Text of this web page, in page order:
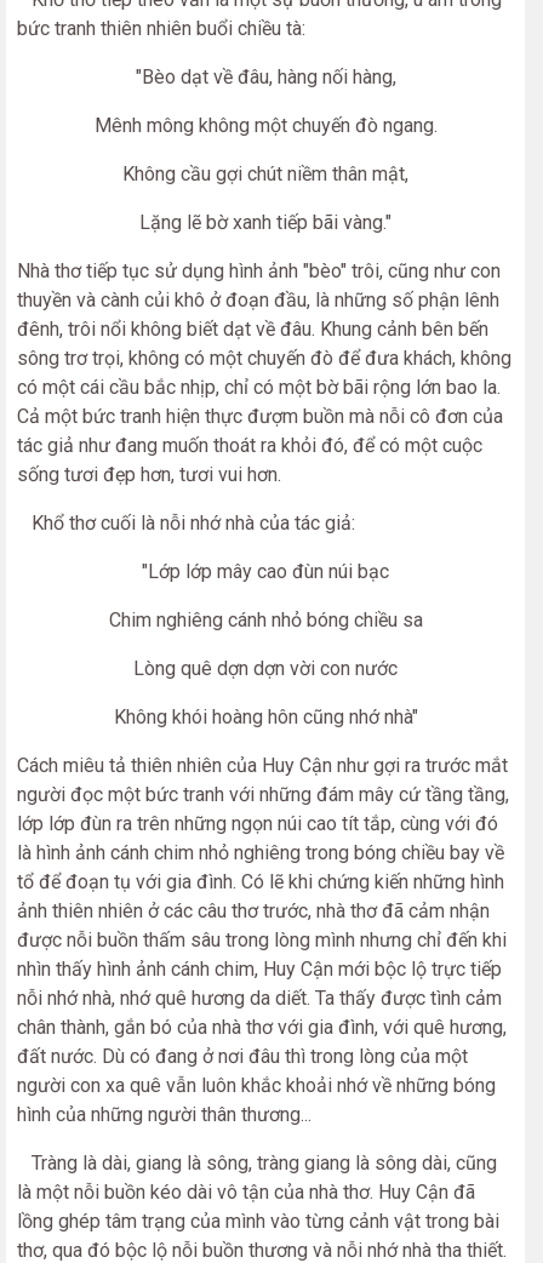
bức tranh thiên nhiên buổi chiều tà:
"Bèo dạt về đâu, hàng nối hàng,
Mênh mông không một chuyến đò ngang.
Không cầu gợi chút niềm thân mật,
Lặng lẽ bờ xanh tiếp bãi vàng."
Nhà thơ tiếp tục sử dụng hình ảnh "bèo" trôi, cũng như con
thuyền và cành củi khô ở đoạn đầu, là những số phận lênh
đênh, trôi nổi không biết dạt về đâu. Khung cảnh bên bến
sông trơ trọi, không có một chuyến đò để đưa khách, không
có một cái cầu bắc nhịp, chỉ có một bờ bãi rộng lớn bao la.
Cả một bức tranh hiện thực đượm buồn mà nỗi cô đơn của
tác giả như đang muốn thoát ra khỏi đó, để có một cuộc
sống tươi đẹp hơn, tươi vui hơn.
Khổ thơ cuối là nỗi nhớ nhà của tác giả:
"Lớp lớp mây cao đùn núi bạc
Chim nghiêng cánh nhỏ bóng chiều sa
Lòng quê dợn dợn vời con nước
Không khói hoàng hôn cũng nhớ nhà"
Cách miêu tả thiên nhiên của Huy Cận như gợi ra trước mắt
người đọc một bức tranh với những đám mây cứ tầng tầng,
lớp lớp đùn ra trên những ngọn núi cao tít tắp, cùng với đó
là hình ảnh cánh chim nhỏ nghiêng trong bóng chiều bay về
tổ để đoạn tụ với gia đình. Có lẽ khi chứng kiến những hình
ảnh thiên nhiên ở các câu thơ trước, nhà thơ đã cảm nhận
được nỗi buồn thấm sâu trong lòng mình nhưng chỉ đến khi
nhìn thấy hình ảnh cánh chim, Huy Cận mới bộc lộ trực tiếp
nỗi nhớ nhà, nhớ quê hương da diết. Ta thấy được tình cảm
chân thành, gắn bó của nhà thơ với gia đình, với quê hương,
đất nước. Dù có đang ở nơi đâu thì trong lòng của một
người con xa quê vẫn luôn khắc khoải nhớ về những bóng
hình của những người thân thương...
Tràng là dài, giang là sông, tràng giang là sông dài, cũng
là một nỗi buồn kéo dài vô tận của nhà thơ. Huy Cận đã
lồng ghép tâm trạng của mình vào từng cảnh vật trong bài
thơ, qua đó bộc lộ nỗi buồn thương và nỗi nhớ nhà tha thiết.